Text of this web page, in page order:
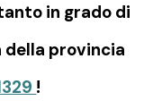
in grado di
provincia
!